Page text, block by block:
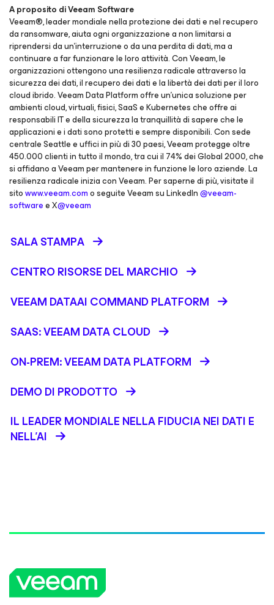
A proposito di Veeam Software
Veeam®, leader mondiale nella protezione dei dati e nel recupero
da ransomware, aiuta ogni organizzazione a non limitarsi a
riprendersi da un'interruzione o da una perdita di dati, ma a
continuare a far funzionare le loro attività. Con Veeam, le
organizzazioni ottengono una resilienza radicale attraverso la
sicurezza dei dati, il recupero dei dati e la libertà dei dati per il loro
cloud ibrido. Veeam Data Platform offre un'unica soluzione per
ambienti cloud, virtuali, fisici, SaaS e Kubernetes che offre ai
responsabili IT e della sicurezza la tranquillità di sapere che le
applicazioni e i dati sono protetti e sempre disponibili. Con sede
centrale Seattle e uffici in più di 30 paesi, Veeam protegge oltre
450.000 clienti in tutto il mondo, tra cui il 74% dei Global 2000, che
si affidano a Veeam per mantenere in funzione le loro aziende. La
resilienza radicale inizia con Veeam. Per saperne di più, visitate il
sitowww.veeam.como seguite Veeam su LinkedIn@veeam-
softwaree X@veeam
SALA STAMPA
CENTRO RISORSE DEL MARCHIO
VEEAM DATAAI COMMAND PLATFORM
SAAS: VEEAM DATA CLOUD
ON-PREM: VEEAM DATA PLATFORM
DEMO DI PRODOTTO
IL LEADER MONDIALE NELLA FIDUCIA NEI DATI E
NELL’AI